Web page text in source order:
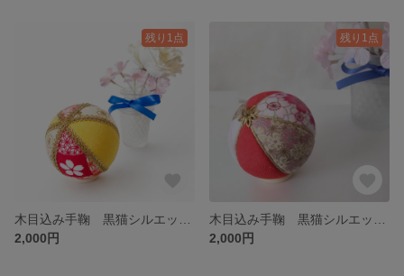
残り1点
2,000円
残り1点
2,000円